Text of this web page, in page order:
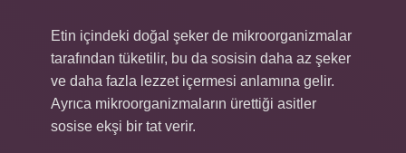
Etin içindeki doğal şeker de mikroorganizmalar
tarafından tüketilir, bu da sosisin daha az şeker
ve daha fazla lezzet içermesi anlamına gelir.
Ayrıca mikroorganizmaların ürettiği asitler
sosise ekşi bir tat verir.